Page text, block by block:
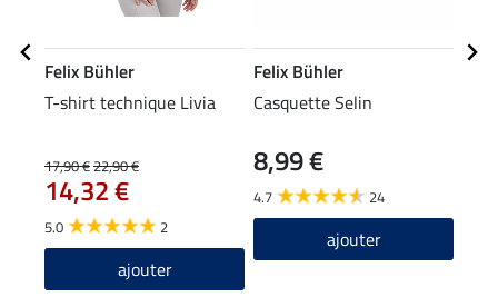
Felix Bühler
T-shirt technique Livia
17,90 €22,90 €
14,32 €
5.0 2
ajouter
Felix Bühler
Casquette Selin
8,99 €
4.7 24
ajouter